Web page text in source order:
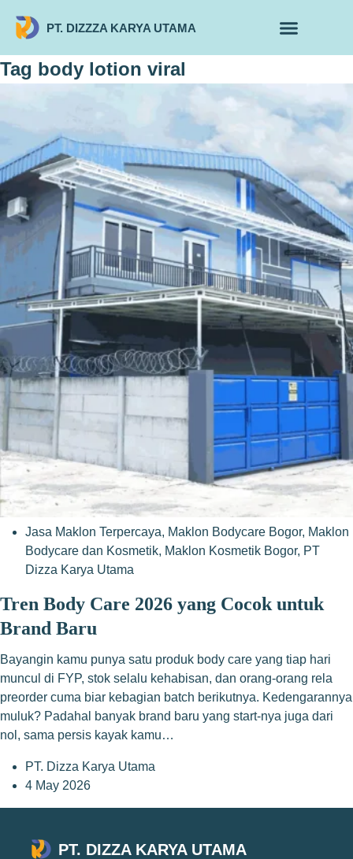
PT. DIZZZA KARYA UTAMA
Tag body lotion viral
Jasa Maklon Terpercaya, Maklon Bodycare Bogor, Maklon
Bodycare dan Kosmetik, Maklon Kosmetik Bogor, PT
Dizza Karya Utama
Tren Body Care 2026 yang Cocok untuk
Brand Baru
Bayangin kamu punya satu produk body care yang tiap hari
muncul di FYP, stok selalu kehabisan, dan orang-orang rela
preorder cuma biar kebagian batch berikutnya. Kedengarannya
muluk? Padahal banyak brand baru yang start-nya juga dari
nol, sama persis kayak kamu…
PT. Dizza Karya Utama
4 May 2026
PT. DIZZA KARYA UTAMA